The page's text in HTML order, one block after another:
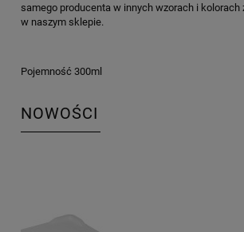
samego producenta w innych wzorach i kolorach
w naszym sklepie.
Pojemność 300ml
NOWOŚCI